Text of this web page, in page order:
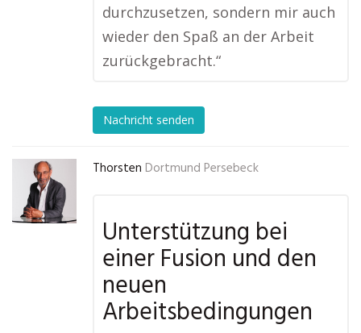
durchzusetzen, sondern mir auch
wieder den Spaß an der Arbeit
zurückgebracht.“
Nachricht senden
Thorsten Dortmund Persebeck
Unterstützung bei
einer Fusion und den
neuen
Arbeitsbedingungen